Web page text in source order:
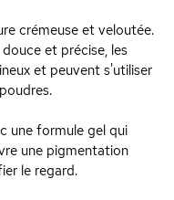
crémeuse et veloutée.
et précise, les
et peuvent s'utiliser
une formule gel qui
une pigmentation
le regard.